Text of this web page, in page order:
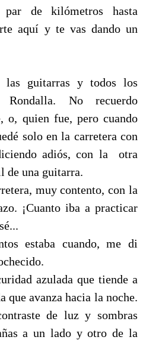
de kilómetros hasta
aquí y te vas dando un
las guitarras y todos los
No recuerdo
o, quien fue, pero cuando
solo en la carretera con
adiós, con la otra
de una guitarra.
muy contento, con la
¡Cuanto iba a practicar
estaba cuando, me di
azulada que tiende a
que avanza hacia la noche.
de luz y sombras
a un lado y otro de la